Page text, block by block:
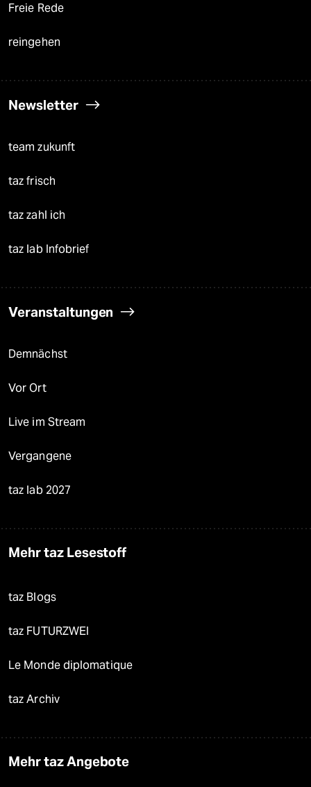
Freie Rede
reingehen
Newsletter
team zukunft
taz frisch
taz zahl ich
taz lab Infobrief
Veranstaltungen
Demnächst
Vor Ort
Live im Stream
Vergangene
taz lab 2027
Mehr taz Lesestoff
taz Blogs
taz FUTURZWEI
Le Monde diplomatique
taz Archiv
Mehr taz Angebote